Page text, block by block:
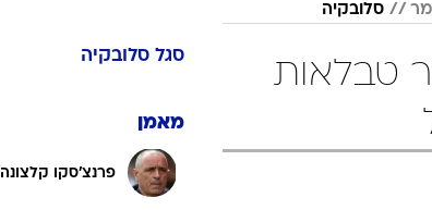
אירופי
בכדורסל
פודקאסטים ציון 3
אבא של שבת
מעל הטבעת
סערה בממלכה
סלובקיה
הגמר טבלאות
סגל סלובקיה
מאמן
פרנצ'סקו קלצונה